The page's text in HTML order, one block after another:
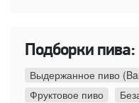
Подборки пива:
Выдержанное пиво
Фруктовое пиво